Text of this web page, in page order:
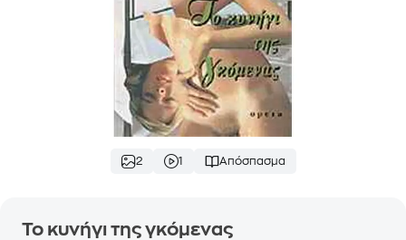
2 1 Απόσπασμα
Το κυνήγι της γκόμενας